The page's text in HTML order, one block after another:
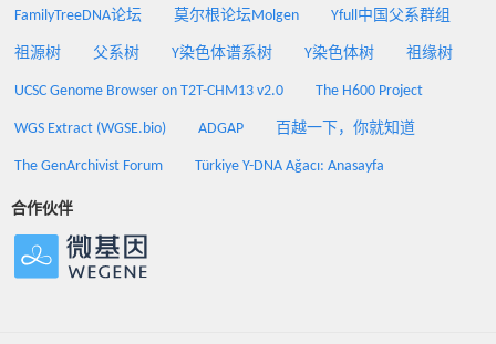
FamilyTreeDNA论坛 莫尔根论坛Molgen Yfull中国父系群组
祖源树 父系树 Y染色体谱系树 Y染色体树 祖缘树
UCSC Genome Browser on T2T-CHM13 v2.0 The H600 Project
WGS Extract (WGSE.bio) ADGAP 百越一下，你就知道
The GenArchivist Forum Türkiye Y-DNA Ağacı: Anasayfa
合作伙伴